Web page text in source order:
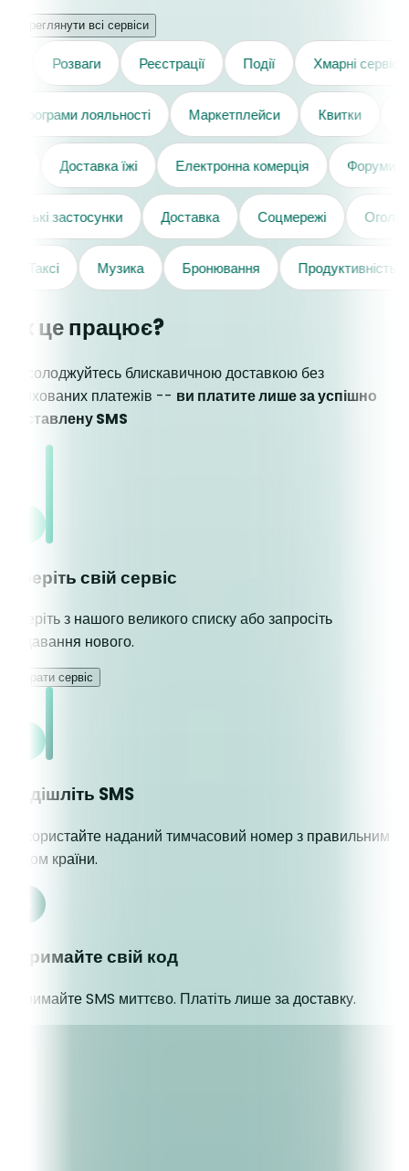
Переглянути всі сервіси
Розваги Реєстрації Події Хмарні сервіси
Програми лояльності Маркетплейси Квитки
Доставка їжі Електронна комерція Форуми
Кур'єрські застосунки Доставка Соцмережі
Таксі Музика Бронювання Продуктивність
Як це працює?
Насолоджуйтесь блискавичною доставкою без
прихованих платежів -- ви платите лише за успішно
доставлену SMS
Оберіть свій сервіс
Оберіть з нашого великого списку або запросіть
додавання нового.
Обрати сервіс
Надішліть SMS
Використайте наданий тимчасовий номер з правильним
кодом країни.
Отримайте свій код
Отримайте SMS миттєво. Платіть лише за доставку.